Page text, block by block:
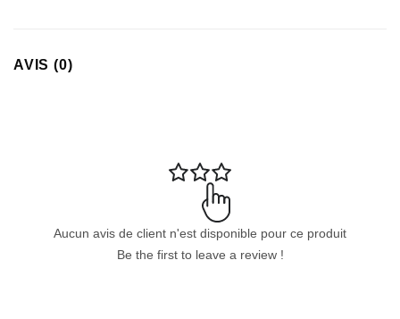
AVIS (0)
Aucun avis de client n'est disponible pour ce produit
Be the first to leave a review !